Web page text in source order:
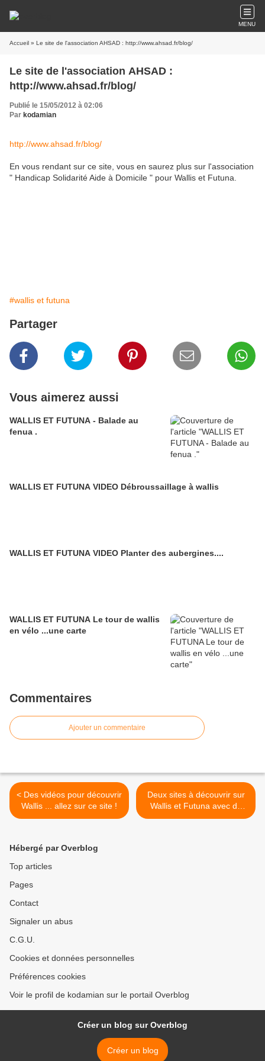
MENU
Accueil » Le site de l'association AHSAD : http://www.ahsad.fr/blog/
Le site de l'association AHSAD :
http://www.ahsad.fr/blog/
Publié le 15/05/2012 à 02:06
Par kodamian
http://www.ahsad.fr/blog/
En vous rendant sur ce site, vous en saurez plus sur l'association
" Handicap Solidarité Aide à Domicile " pour Wallis et Futuna.
#wallis et futuna
Partager
Vous aimerez aussi
WALLIS ET FUTUNA - Balade au
fenua .
WALLIS ET FUTUNA VIDEO Débroussaillage à wallis
WALLIS ET FUTUNA VIDEO Planter des aubergines....
WALLIS ET FUTUNA Le tour de wallis
en vélo ...une carte
Commentaires
Ajouter un commentaire
< Des vidéos pour découvrir
Wallis ... allez sur ce site !
Deux sites à découvrir sur
Wallis et Futuna avec de
superbes photos ! >
Hébergé par Overblog
Top articles
Pages
Contact
Signaler un abus
C.G.U.
Cookies et données personnelles
Préférences cookies
Voir le profil de kodamian sur le portail Overblog
Créer un blog sur Overblog
Créer un blog